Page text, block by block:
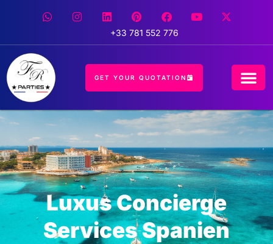
+33 781 552 776
GET YOUR QUOTATION
Luxus Concierge
Services Spanien